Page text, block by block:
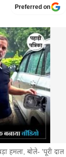
Preferred on
हमला, बोले- 'पूरी दाल